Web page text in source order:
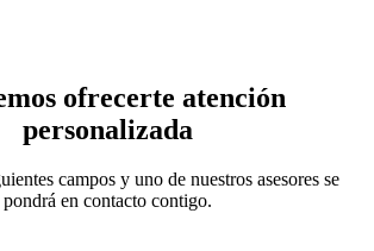
ofrecerte atención
personalizada
campos y uno de nuestros asesores se
pondrá en contacto contigo.